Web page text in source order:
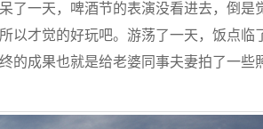
了一天，啤酒节的表演没看进去，倒是
以才觉的好玩吧。游荡了一天，饭点临
的成果也就是给老婆同事夫妻拍了一些